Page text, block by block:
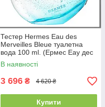
Тестер Hermes Eau des
Merveilles Bleue туалетна
вода 100 ml. (Ермес Еау дес
Мервейль Блу)
В наявності
3 696 ₴ 4 620 ₴
Купити